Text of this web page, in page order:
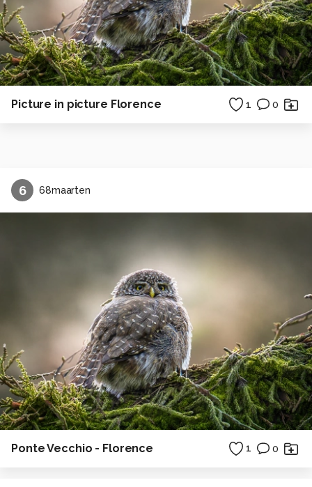
Picture in picture Florence 1 0
6 68maarten
Ponte Vecchio - Florence 1 0